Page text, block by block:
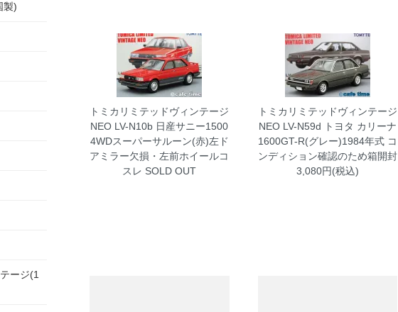
トミカリミテッドヴィンテージ
NEO LV-N10b 日産サニー1500
4WDスーパーサルーン(赤)左ド
アミラー欠損・左前ホイールコ
スレ SOLD OUT
トミカリミテッドヴィンテージ
NEO LV-N59d トヨタ カリーナ
1600GT-R(グレー)1984年式 コ
ンディション確認のため箱開封
3,080円(税込)
製)
ージ(1